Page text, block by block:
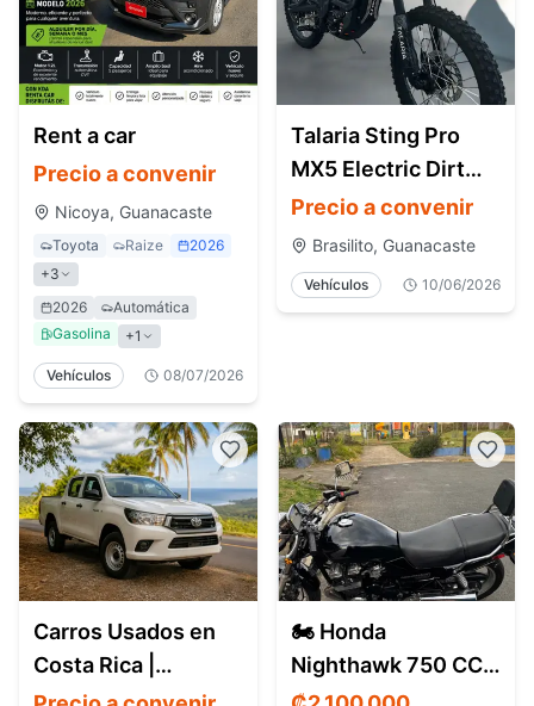
Rent a car
Precio a convenir
Nicoya, Guanacaste
Toyota Raize
2026
+3
2026
Automática
Gasolina
+1
Vehículos 08/07/2026
Talaria Sting Pro
MX5 Electric Dirt
Bike (Off-Road)
Precio a convenir
Brasilito, Guanacaste
Vehículos 10/06/2026
Carros Usados en
Costa Rica |
Encuentra
🏍️ Honda
Nighthawk 750 CC –
Modelo 2000